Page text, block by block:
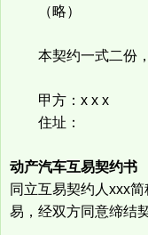
（略）
本契约一式二份，
甲方：x x x
住址：
动产汽车互易契约书
同立互易契约人xxx
易，经双方同意缔结